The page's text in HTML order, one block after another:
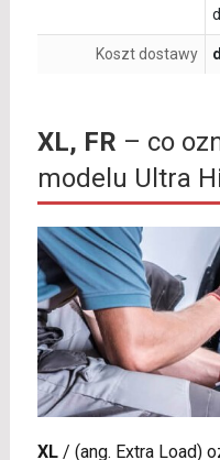
Koszt dostawy
XL, FR – co
modelu Ultra
XL/ (ang. Extra Load)